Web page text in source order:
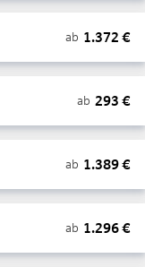
ab 1.372 €
ab 293 €
ab 1.389€
ab 1.296€